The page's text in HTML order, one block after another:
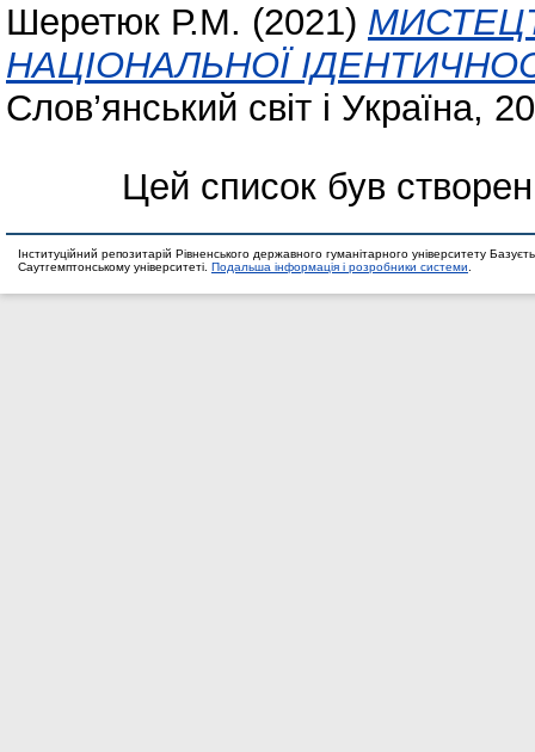
Шеретюк Р.М. (2021)
НАЦІОНАЛЬНОЇ
Слов’янський світ і Україна,
Цей список був
Інституційний репозитарій Рівненського державного гуманітарного університету
Саутгемптонському університеті. Подальша інформація і розробники системи